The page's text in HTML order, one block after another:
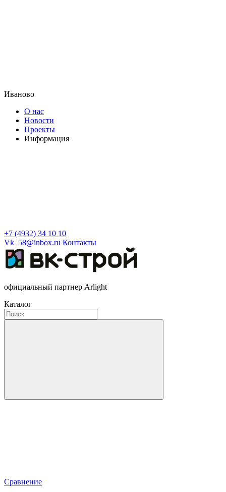
Иваново
О нас
Новости
Проекты
Информация
+7 (4932) 34 10 10
Vk_58@inbox.ru Контакты
официальный партнер Arlight
Каталог
Сравнение